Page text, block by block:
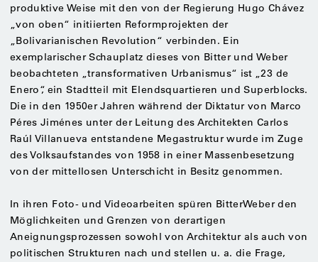
produktive Weise mit den von der Regierung Hugo Chávez
„von oben“ initiierten Reformprojekten der
„Bolivarianischen Revolution“ verbinden. Ein
exemplarischer Schauplatz dieses von Bitter und Weber
beobachteten „transformativen Urbanismus“ ist „23 de
Enero“, ein Stadtteil mit Elendsquartieren und Superblocks.
Die in den 1950er Jahren während der Diktatur von Marco
Péres Jiménes unter der Leitung des Architekten Carlos
Raúl Villanueva entstandene Megastruktur wurde im Zuge
des Volksaufstandes von 1958 in einer Massenbesetzung
von der mittellosen Unterschicht in Besitz genommen.
In ihren Foto- und Videoarbeiten spüren BitterWeber den
Möglichkeiten und Grenzen von derartigen
Aneignungsprozessen sowohl von Architektur als auch von
politischen Strukturen nach und stellen u. a. die Frage,